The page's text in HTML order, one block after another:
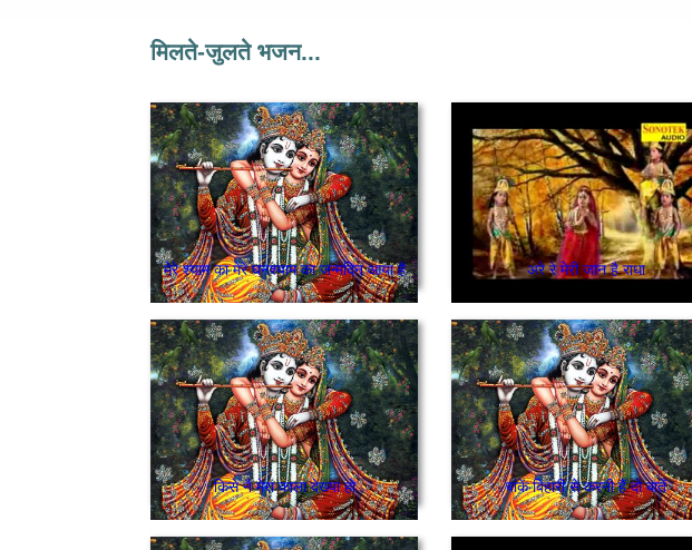
मिलते-जुलते भजन...
मेरे श्याम का मेरे घनश्याम का जन्मदिन आया है अरे रे मेरी जान है राधा
किसे नै मेरा काला देख्या हो बांकें बिहारी से करनी हैं दो बातें